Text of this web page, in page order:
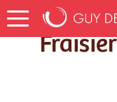
Accueil Recettes